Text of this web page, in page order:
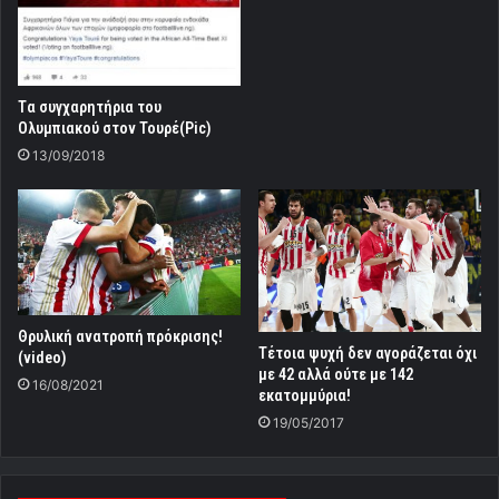
Tα συγχαρητήρια του
Ολυμπιακού στον Τουρέ(Pic)
13/09/2018
Θρυλική ανατροπή πρόκρισης!
(video)
16/08/2021
Τέτοια ψυχή δεν αγοράζεται όχι
με 42 αλλά ούτε με 142
εκατομμύρια!
19/05/2017